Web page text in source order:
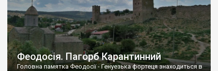
Феодосія. Пагорб Карантинний
Головна памятка Феодосії - Генуезька фортеця знаходиться в